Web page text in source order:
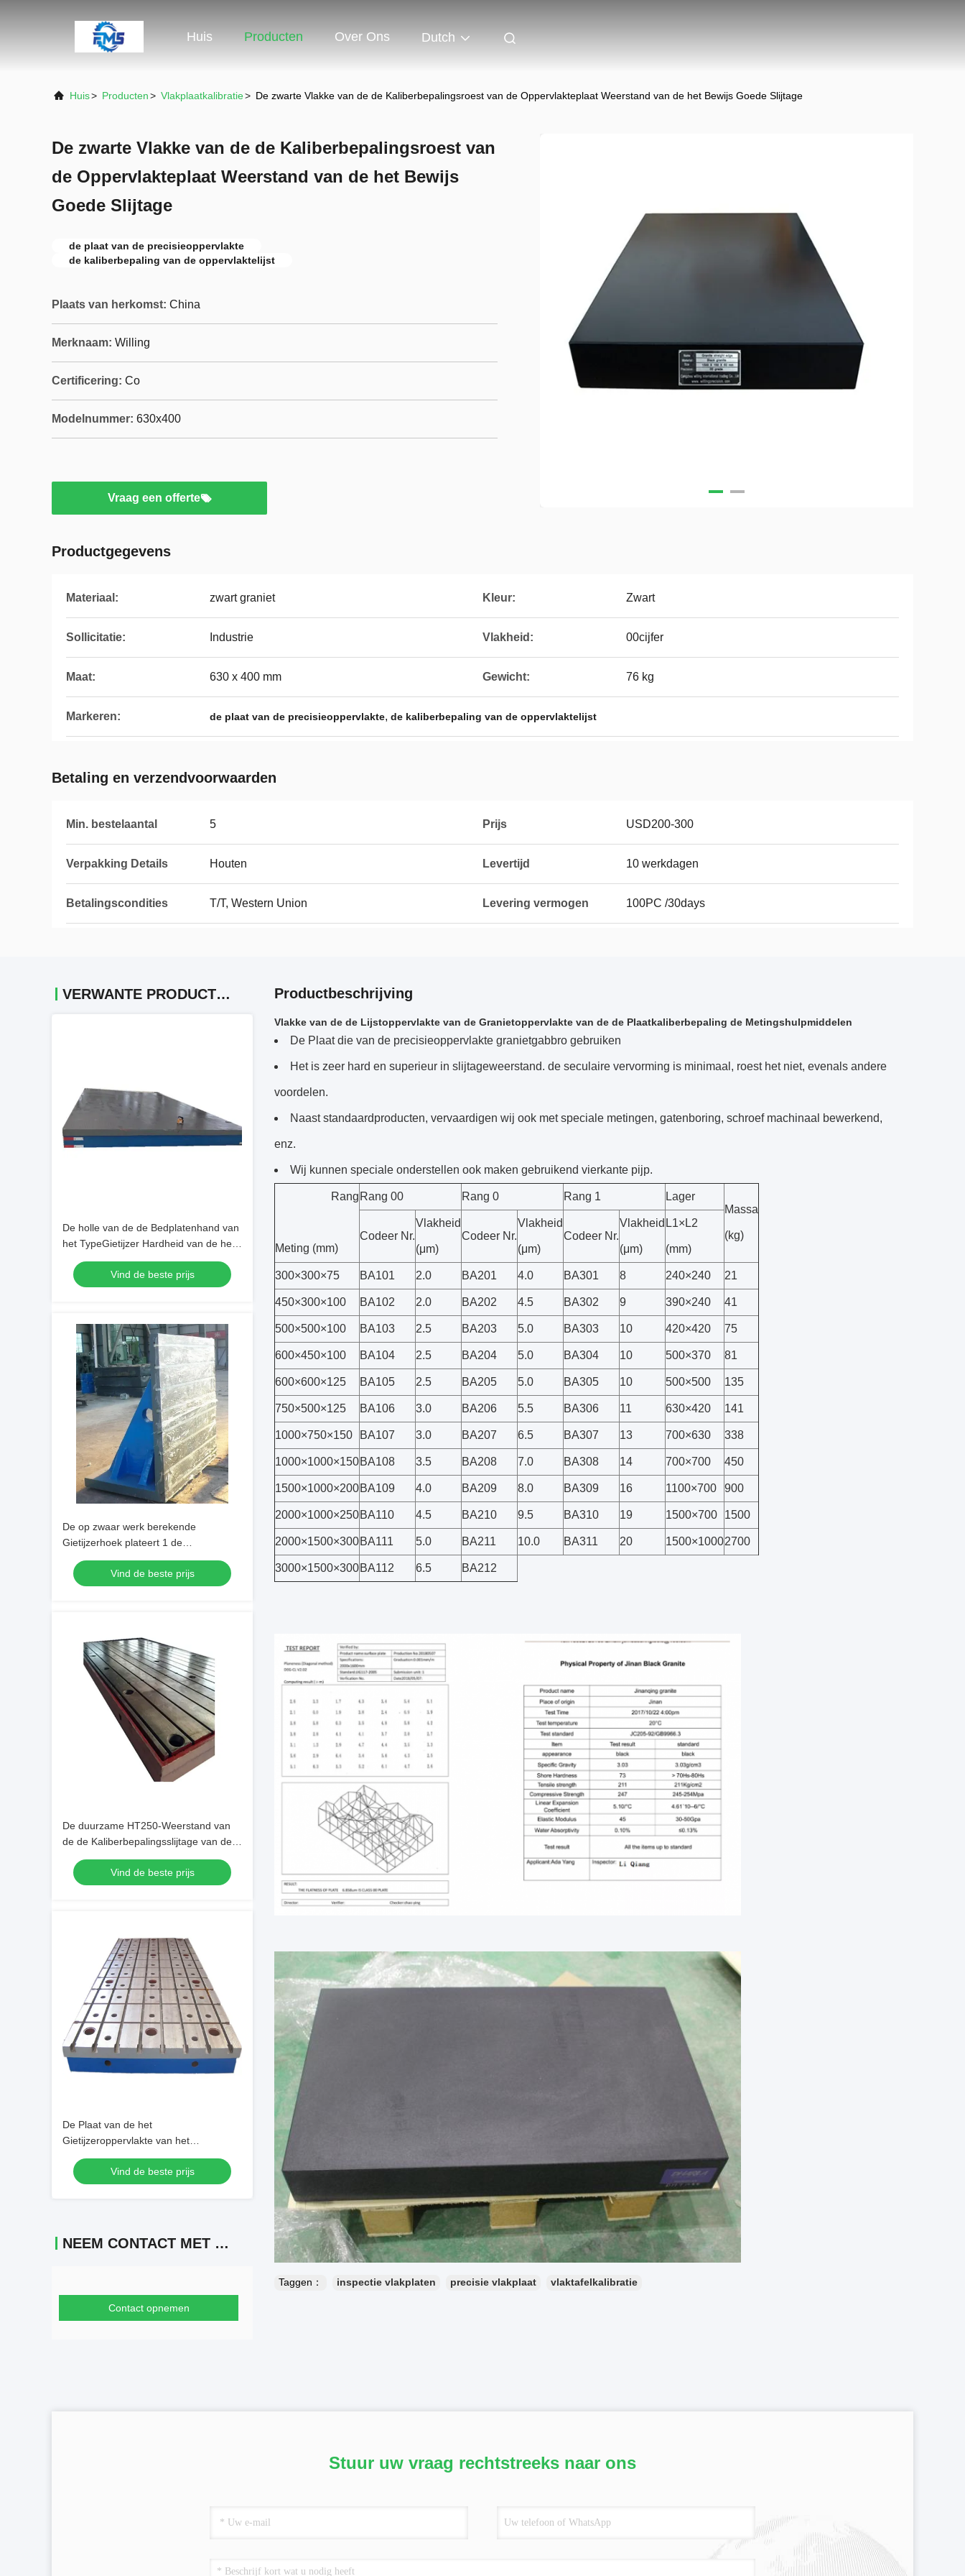
Huis Producten Over Ons Dutch
Huis> Producten> Vlakplaatkalibratie> De zwarte Vlakke van de de Kaliberbepalingsroest van de Oppervlakteplaat Weerstand van de het Bewijs Goede Slijtage
De zwarte Vlakke van de de Kaliberbepalingsroest van
de Oppervlakteplaat Weerstand van de het Bewijs
Goede Slijtage
de plaat van de precisieoppervlakte
de kaliberbepaling van de oppervlaktelijst
Plaats van herkomst: China
Merknaam: Willing
Certificering: Co
Modelnummer: 630x400
Vraag een offerte
Productgegevens
Materiaal: zwart graniet Kleur: Zwart
Sollicitatie: Industrie Vlakheid: 00cijfer
Maat: 630 x 400 mm Gewicht: 76 kg
Markeren: de plaat van de precisieoppervlakte, de kaliberbepaling van de oppervlaktelijst
Betaling en verzendvoorwaarden
Min. bestelaantal 5 Prijs USD200-300
Verpakking Details Houten Levertijd 10 werkdagen
Betalingscondities T/T, Western Union Levering vermogen 100PC /30days
VERWANTE PRODUCTEN
De holle van de de Bedplatenhand van
het TypeGietijzer Hardheid van de het
Schroothb170-240 Oppervlakte
Vind de beste prijs
De op zwaar werk berekende
Gietijzerhoek plateert 1 de
Elektronische industriegebruik van de
RangvlakheidVind de beste prijs
De duurzame HT250-Weerstand van
de de Kaliberbepalingsslijtage van de
Oppervlakteplaat met Waterkanaal
Vind de beste prijs
De Plaat van de het
Gietijzeroppervlakte van het
lassengebruik Met de Gaten 3000 X
2000 HEREN HT200-300
Vind de beste prijs
NEEM CONTACT MET ONS OP
Contact opnemen
Productbeschrijving
Vlakke van de de Lijstoppervlakte van de Granietoppervlakte van de de Plaatkaliberbepaling de Metingshulpmiddelen
De Plaat die van de precisieoppervlakte granietgabbro gebruiken
Het is zeer hard en superieur in slijtageweerstand. de seculaire vervorming is minimaal, roest het niet, evenals andere
voordelen.
Naast standaardproducten, vervaardigen wij ook met speciale metingen, gatenboring, schroef machinaal bewerkend,
enz.
Wij kunnen speciale onderstellen ook maken gebruikend vierkante pijp.
Rang
Meting (mm)
Rang 00 Rang 0 Rang 1
Lager
Massa
(kg)
Codeer Nr.
Vlakheid
(μm)
Codeer Nr.
Vlakheid
(μm)
Codeer Nr.
Vlakheid
(μm)
L1×L2
(mm)
300×300×75 BA101 2.0 BA201 4.0 BA301 8 240×240 21
450×300×100 BA102 2.0 BA202 4.5 BA302 9 390×240 41
500×500×100 BA103 2.5 BA203 5.0 BA303 10 420×420 75
600×450×100 BA104 2.5 BA204 5.0 BA304 10 500×370 81
600×600×125 BA105 2.5 BA205 5.0 BA305 10 500×500 135
750×500×125 BA106 3.0 BA206 5.5 BA306 11 630×420 141
1000×750×150 BA107 3.0 BA207 6.5 BA307 13 700×630 338
1000×1000×150BA108 3.5 BA208 7.0 BA308 14 700×700 450
1500×1000×200BA109 4.0 BA209 8.0 BA309 16 1100×700 900
2000×1000×250BA110 4.5 BA210 9.5 BA310 19 1500×700 1500
2000×1500×300BA111 5.0 BA211 10.0 BA311 20 1500×10002700
3000×1500×300BA112 6.5 BA212
Taggen： inspectie vlakplaten precisie vlakplaat vlaktafelkalibratie
Stuur uw vraag rechtstreeks naar ons